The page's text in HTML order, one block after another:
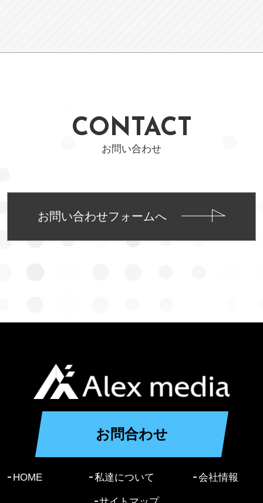
CONTACT
お問い合わせ
お問い合わせフォームへ
お問合わせ
HOME 私達について 会社情報